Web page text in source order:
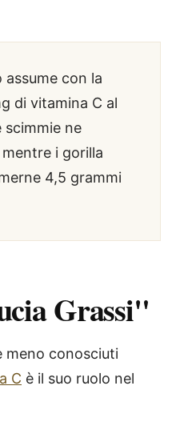
con la
di vitamina C al
scimmie ne
i gorilla
4,5 grammi
Grassi"
meno conosciuti
C è il suo ruolo nel